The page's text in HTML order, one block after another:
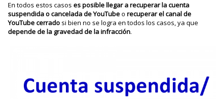
En todos estos casoses posible llegar a recuperar la cuenta
suspendida o cancelada de YouTubeorecuperar el canal de
YouTube cerrado si bien no se logra en todos los casos, ya que
depende de la gravedad de la infracción.